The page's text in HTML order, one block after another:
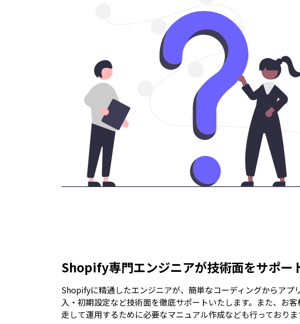
Shopify専門エンジニアが技術面をサポー
Shopifyに精通したエンジニアが、簡単なコーディングからアプ
入・初期設定など技術面を徹底サポートいたします。また、お客
走して運用するために必要なマニュアル作成なども行っておりま